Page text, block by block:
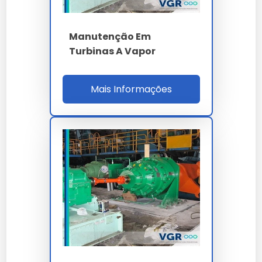
armazenamento e uso conforme a ficha técnica
oficial fornecida por nossa empresa.
investir na continuidade da sua operação com alto
padrão de qualidade.
manutenção de turbinas a vaporentregue
por nossa empresa carrega anos de pesquisa e
desenvolvimento focado em eficiência real.
A manutenção preventiva demanutenção de
turbinas a vaporprolonga a vida útil e evita paradas
desnecessárias na sua linha de produção.
Lembramos que o uso demanutenção de turbinas
em desacordo com as normas técnicas
pode comprometer a segurança. Consulte sempre
nossa equipe técnica.
Manutenção Em
Turbinas A Vapor
Mais Informações